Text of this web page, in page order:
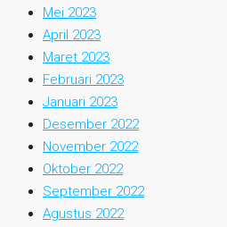
Mei 2023
April 2023
Maret 2023
Februari 2023
Januari 2023
Desember 2022
November 2022
Oktober 2022
September 2022
Agustus 2022